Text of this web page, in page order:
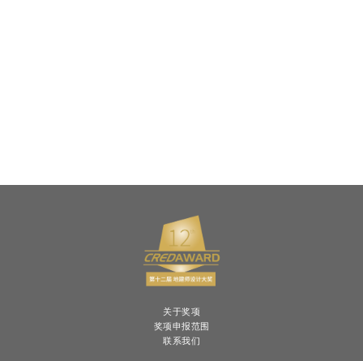
关于奖项
奖项申报范围
联系我们